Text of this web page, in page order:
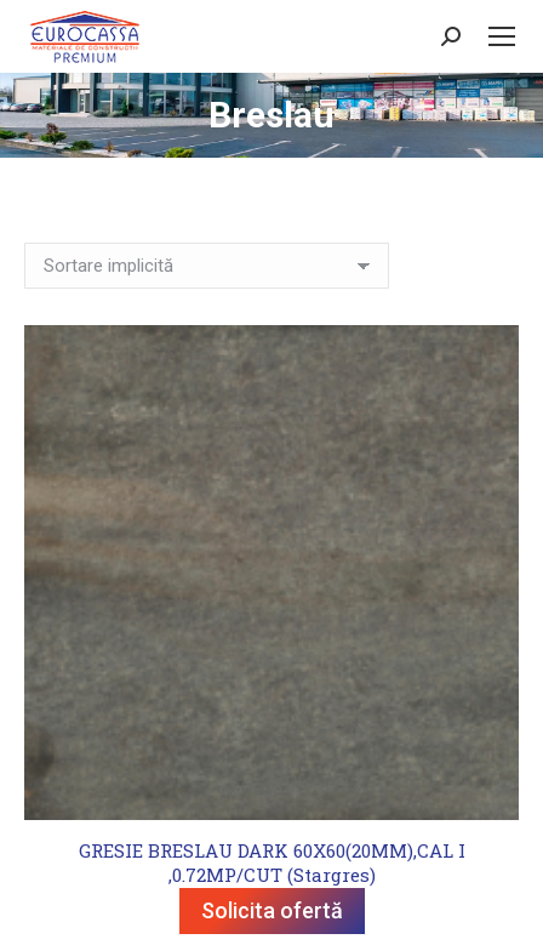
Search:
Breslau
GRESIE BRESLAU DARK 60X60(20MM),CAL I
,0.72MP/CUT (Stargres)
Solicita ofertă